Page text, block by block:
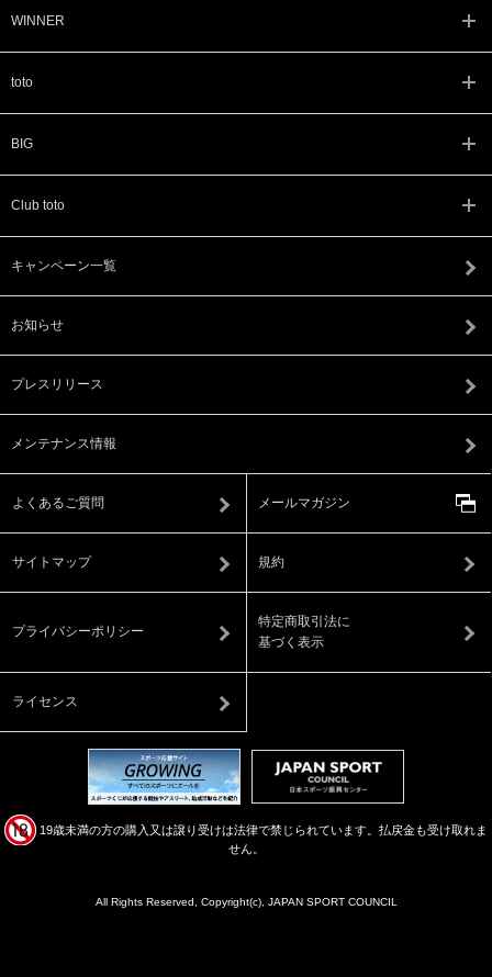
WINNER
toto
BIG
Club toto
キャンペーン一覧
お知らせ
プレスリリース
メンテナンス情報
よくあるご質問 メールマガジン
サイトマップ 規約
プライバシーポリシー
特定商取引法に
基づく表示
ライセンス
19歳未満の方の購入又は譲り受けは法律で禁じられています。払戻金も受け取れま
せん。
All Rights Reserved, Copyright(c), JAPAN SPORT COUNCIL